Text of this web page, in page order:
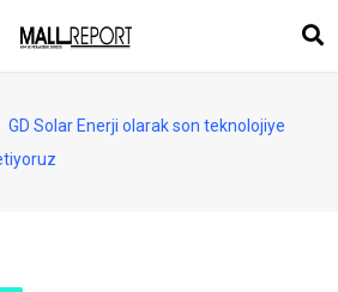
GD Solar Enerji olarak son teknolojiye